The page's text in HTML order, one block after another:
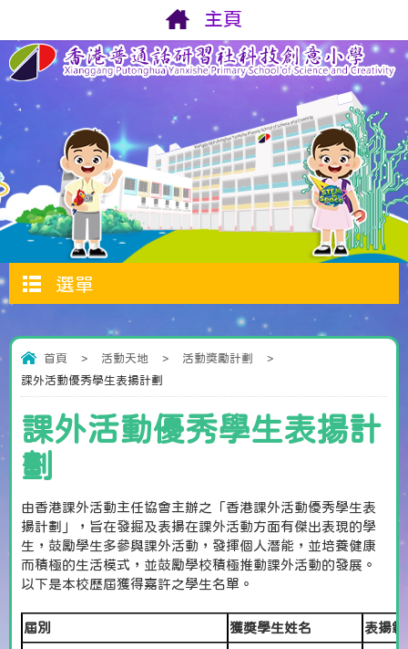
主頁
選單
首頁 > 活動天地 > 活動獎勵計劃
>
課外活動優秀學生表揚計劃
課外活動優秀學生表揚計
劃
由香港課外活動主任協會主辦之「香港課外活動優秀學生表
揚計劃」，旨在發掘及表揚在課外活動方面有傑出表現的學
生，鼓勵學生多參與課外活動，發揮個人潛能，並培養健康
而積極的生活模式，並鼓勵學校積極推動課外活動的發展。
以下是本校歷屆獲得嘉許之學生名單。
屆別 獲獎學生姓名 表揚範